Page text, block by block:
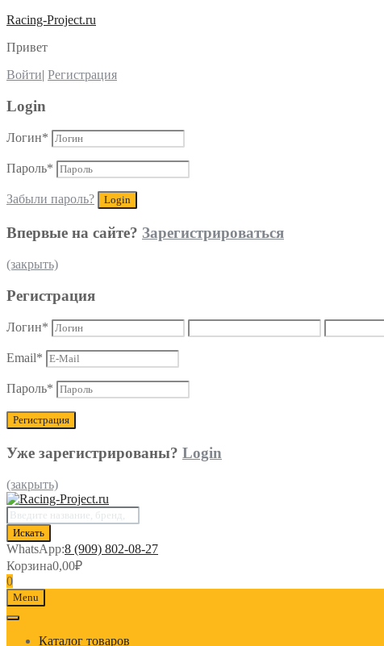
Racing-Project.ru
Привет
Войти| Регистрация
Login
Логин*
Пароль*
Забыли пароль?
Впервые на сайте? Зарегистрироваться
(закрыть)
Регистрация
Логин*
Email*
Пароль*
Уже зарегистрированы? Login
(закрыть)
Поиск
товаров
Искать
WhatsApp:8 (909) 802-08-27
Корзина0,00₽
0
Menu
Каталог товаров